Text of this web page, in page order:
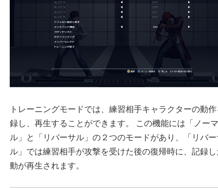
トレーニングモードでは、練習相手キャラクターの動
録し、再生することができます。 この機能には「ノーマ
ル」と「リバーサル」の２つのモードがあり、「リバ
ル」では練習相手が攻撃を受けた後の復帰時に、記録
動が再生されます。